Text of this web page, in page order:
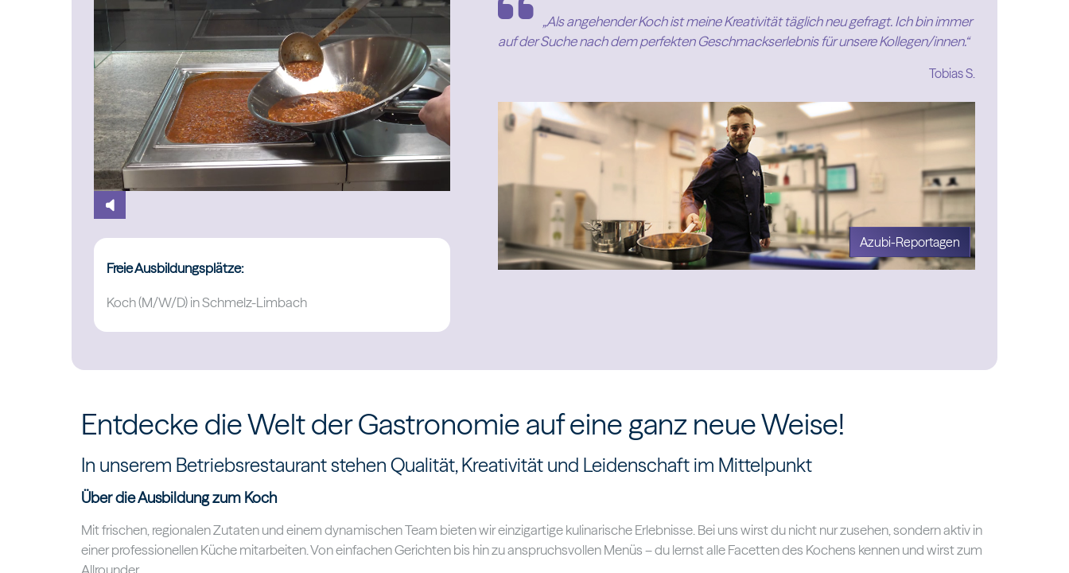
Freie Ausbildungsplätze:
Koch (M/W/D) in Schmelz-Limbach
„Als angehender Koch ist meine Kreativität täglich neu gefragt. Ich bin immer
auf der Suche nach dem perfekten Geschmackserlebnis für unsere Kollegen/innen.“
Tobias S.
Azubi-Reportagen
Entdecke die Welt der Gastronomie auf eine ganz neue Weise!
In unserem Betriebsrestaurant stehen Qualität, Kreativität und Leidenschaft im Mittelpunkt
Über die Ausbildung zum Koch
Mit frischen, regionalen Zutaten und einem dynamischen Team bieten wir einzigartige kulinarische Erlebnisse. Bei uns wirst du nicht nur zusehen, sondern aktiv in
einer professionellen Küche mitarbeiten. Von einfachen Gerichten bis hin zu anspruchsvollen Menüs – du lernst alle Facetten des Kochens kennen und wirst zum
Allrounder.